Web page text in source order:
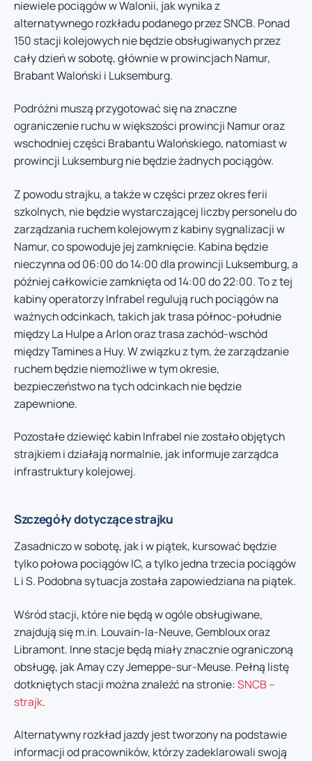
niewiele pociągów w Walonii, jak wynika z
alternatywnego rozkładu podanego przez SNCB. Ponad
150 stacji kolejowych nie będzie obsługiwanych przez
cały dzień w sobotę, głównie w prowincjach Namur,
Brabant Waloński i Luksemburg.
Podróżni muszą przygotować się na znaczne
ograniczenie ruchu w większości prowincji Namur oraz
wschodniej części Brabantu Walońskiego, natomiast w
prowincji Luksemburg nie będzie żadnych pociągów.
Z powodu strajku, a także w części przez okres ferii
szkolnych, nie będzie wystarczającej liczby personelu do
zarządzania ruchem kolejowym z kabiny sygnalizacji w
Namur, co spowoduje jej zamknięcie. Kabina będzie
nieczynna od 06:00 do 14:00 dla prowincji Luksemburg, a
później całkowicie zamknięta od 14:00 do 22:00. To z tej
kabiny operatorzy Infrabel regulują ruch pociągów na
ważnych odcinkach, takich jak trasa północ-południe
między La Hulpe a Arlon oraz trasa zachód-wschód
między Tamines a Huy. W związku z tym, że zarządzanie
ruchem będzie niemożliwe w tym okresie,
bezpieczeństwo na tych odcinkach nie będzie
zapewnione.
Pozostałe dziewięć kabin Infrabel nie zostało objętych
strajkiem i działają normalnie, jak informuje zarządca
infrastruktury kolejowej.
Szczegóły dotyczące strajku
Zasadniczo w sobotę, jak i w piątek, kursować będzie
tylko połowa pociągów IC, a tylko jedna trzecia pociągów
L i S. Podobna sytuacja została zapowiedziana na piątek.
Wśród stacji, które nie będą w ogóle obsługiwane,
znajdują się m.in. Louvain-la-Neuve, Gembloux oraz
Libramont. Inne stacje będą miały znacznie ograniczoną
obsługę, jak Amay czy Jemeppe-sur-Meuse. Pełną listę
dotkniętych stacji można znaleźć na stronie: SNCB –
strajk.
Alternatywny rozkład jazdy jest tworzony na podstawie
informacji od pracowników, którzy zadeklarowali swoją